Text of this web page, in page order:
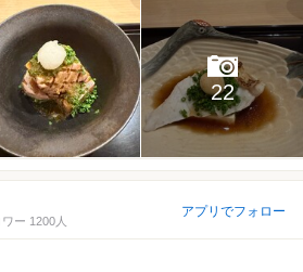
22
ー 1200人
アプリでフォロー